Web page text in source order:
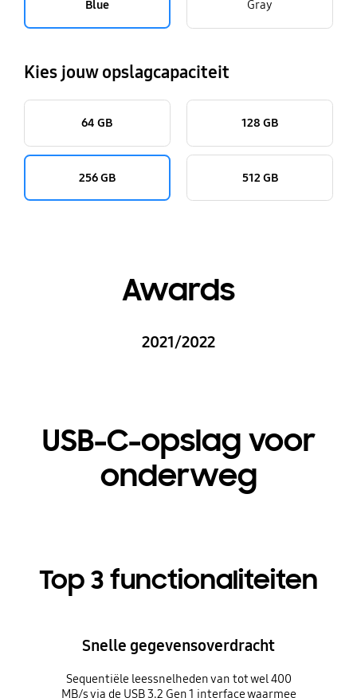
Blue Gray
Kies jouw opslagcapaciteit
64 GB 128 GB
256 GB 512 GB
Awards
2021/2022
USB-C-opslag voor
onderweg
Top 3 functionaliteiten
Snelle gegevensoverdracht
Sequentiële leessnelheden van tot wel 400
MB/s via de USB 3.2 Gen 1 interface waarmee